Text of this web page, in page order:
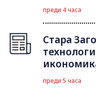
преди 4 часа
Стара
преди 5 часа